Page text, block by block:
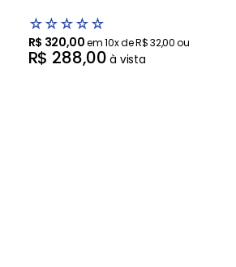
☆☆☆☆☆
R$ 320,00em10x deR$32,00ou
R$ 288,00 à vista